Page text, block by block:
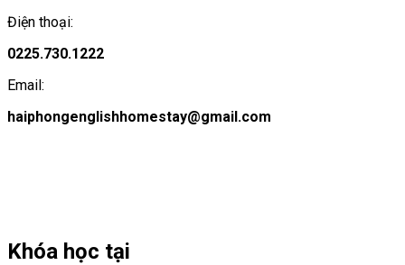
Điện thoại:
0225.730.1222
Email:
haiphongenglishhomestay@gmail.com
Khóa học tại